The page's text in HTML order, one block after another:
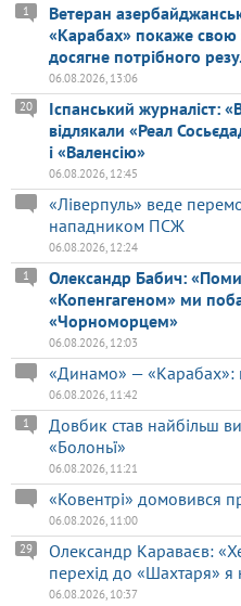
Ветеран
«Карабах» покаже свою
досягне потрібного
1
06.08.2026, 13:06
Іспанський журналіст:
відлякали «Реал
і «Валенсію»
20
06.08.2026, 12:45
«Ліверпуль» веде
нападником ПСЖ
06.08.2026, 12:24
Олександр Бабич:
«Копенгагеном» ми
«Чорноморцем»
1
06.08.2026, 12:03
«Динамо» — «Карабах»:
06.08.2026, 11:42
Довбик став найбільш
«Болоньї»
1
06.08.2026, 11:21
«Ковентрі» домовився
06.08.2026, 11:00
Олександр Караваєв:
перехід до «Шахтаря» я
29
06.08.2026, 10:37